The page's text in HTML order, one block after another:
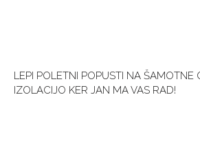
LEPI POLETNI POPUSTI NA ŠAMOTNE
IZOLACIJO KER JAN MA VAS RAD!